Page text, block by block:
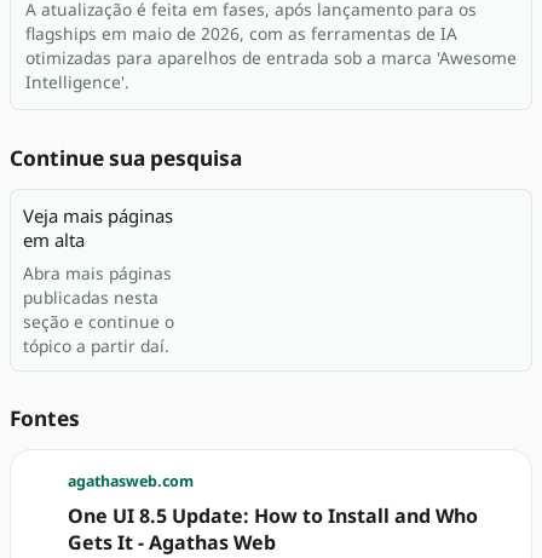
A atualização é feita em fases, após lançamento para os
flagships em maio de 2026, com as ferramentas de IA
otimizadas para aparelhos de entrada sob a marca 'Awesome
Intelligence'.
Continue sua pesquisa
Veja mais páginas
em alta
Abra mais páginas
publicadas nesta
seção e continue o
tópico a partir daí.
Fontes
agathasweb.com
One UI 8.5 Update: How to Install and Who
Gets It - Agathas Web